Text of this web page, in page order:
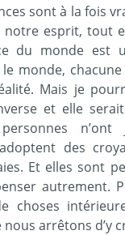
sont à la fois
esprit, tout
du monde est
monde,
Mais je
et elle
des
Et elles sont
autrement.
choses
nous arrêtons d’y